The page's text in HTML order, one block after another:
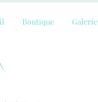
Boutique Galerie